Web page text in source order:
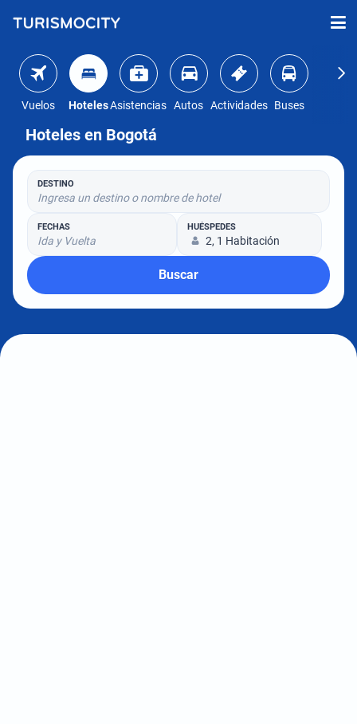
Vuelos HotelesAsistencias Autos Actividades Buses
Hoteles en Bogotá
DESTINO
Ingresa un destino o nombre de hotel
FECHAS
Ida y Vuelta
HUÉSPEDES
2, 1 Habitación
Buscar